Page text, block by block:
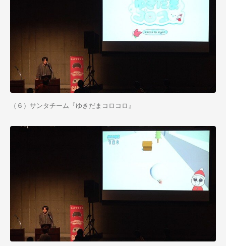
（６）サンタチーム『ゆきだまコロコロ』